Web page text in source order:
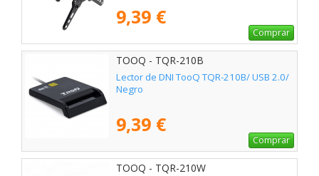
9,39 €
Comprar
TOOQ - TQR-210B
Lector de DNI TooQ TQR-210B/ USB 2.0/
Negro
9,39 €
Comprar
TOOQ - TQR-210W